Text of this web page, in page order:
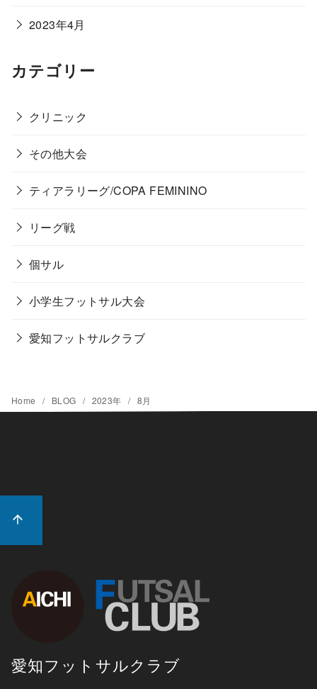
2023年4月
カテゴリー
クリニック
その他大会
ティアラリーグ/COPA FEMININO
リーグ戦
個サル
小学生フットサル大会
愛知フットサルクラブ
Home BLOG 2023年 8月
愛知フットサルクラブ